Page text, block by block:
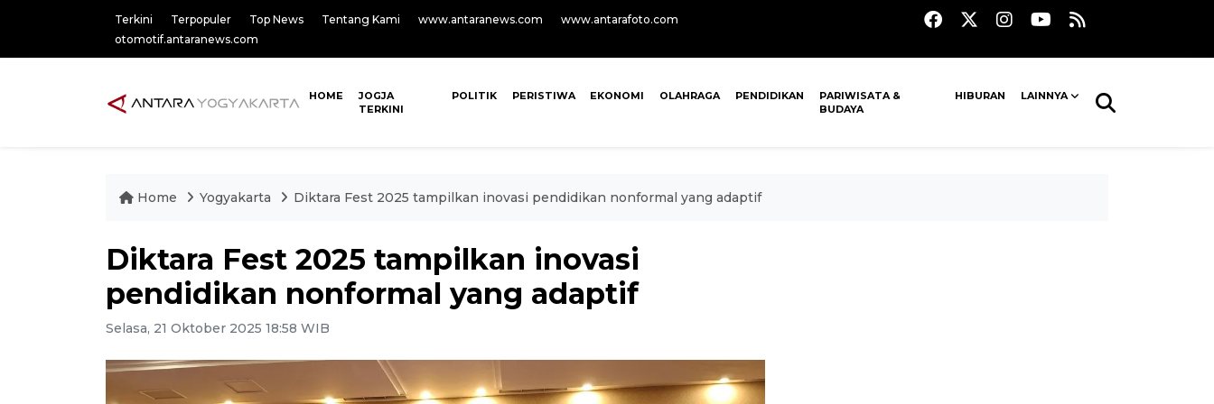
Terkini Terpopuler Top News Tentang Kami www.antaranews.com
www.antarafoto.com
otomotif.antaranews.com
HOME
JOGJA
TERKINI
POLITIK PERISTIWA EKONOMI OLAHRAGA PENDIDIKAN
PARIWISATA &
BUDAYA
HIBURAN LAINNYA
Home Yogyakarta Diktara Fest 2025 tampilkan inovasi pendidikan nonformal yang adaptif
Diktara Fest 2025 tampilkan inovasi
pendidikan nonformal yang adaptif
Selasa, 21 Oktober 2025 18:58 WIB